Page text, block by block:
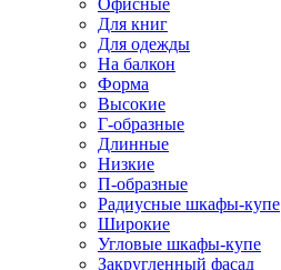
Офисные
Для книг
Для одежды
На балкон
Форма
Высокие
Г-образные
Длинные
Низкие
П-образные
Радиусные шкафы-купе
Широкие
Угловые шкафы-купе
Закругленный фасад